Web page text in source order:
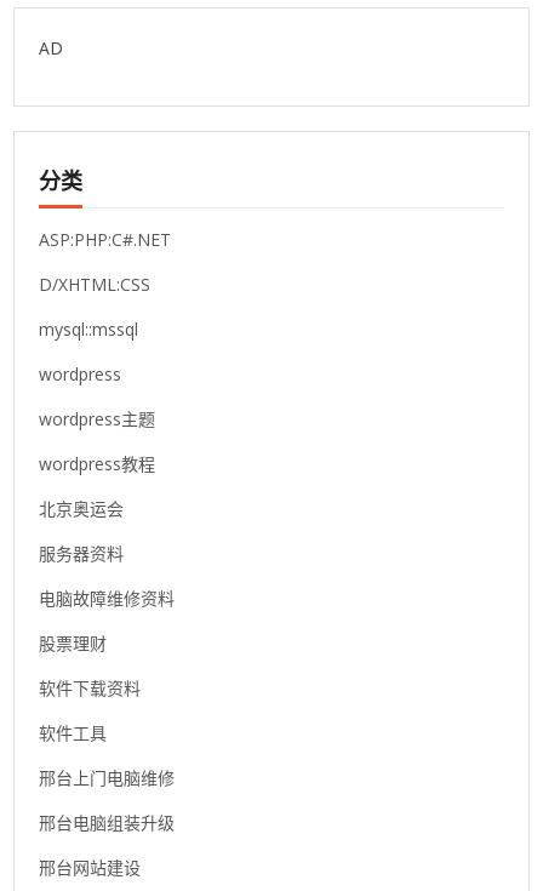
AD
分类
ASP:PHP:C#.NET
D/XHTML:CSS
mysql::mssql
wordpress
wordpress主题
wordpress教程
北京奥运会
服务器资料
电脑故障维修资料
股票理财
软件下载资料
软件工具
邢台上门电脑维修
邢台电脑组装升级
邢台网站建设